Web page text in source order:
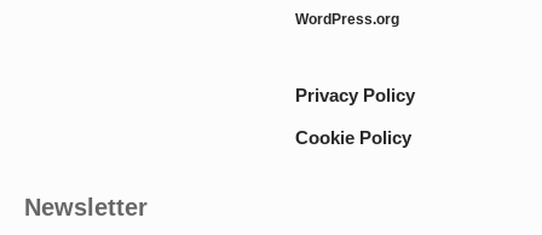
WordPress.org
Privacy Policy
Cookie Policy
Newsletter